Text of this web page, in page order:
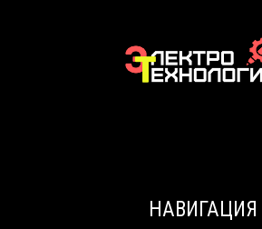
НАВИГАЦИЯ